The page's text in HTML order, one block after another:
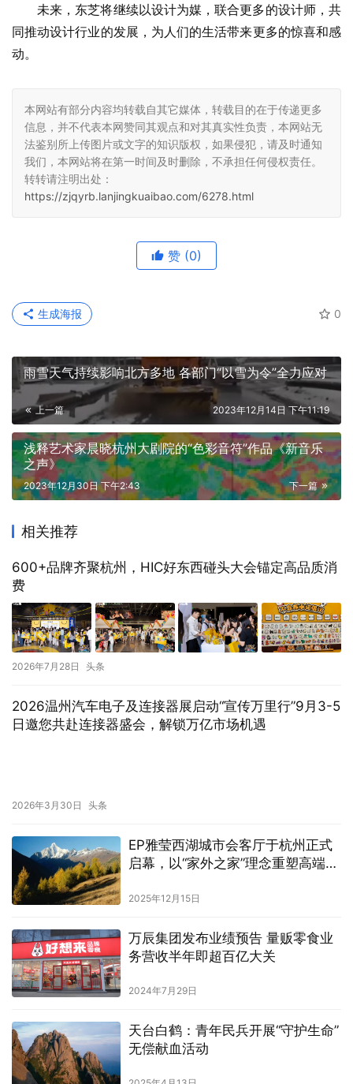
未来，东芝将继续以设计为媒，联合更多的设计师，共
同推动设计行业的发展，为人们的生活带来更多的惊喜和感
动。
本网站有部分内容均转载自其它媒体，转载目的在于传递更多
信息，并不代表本网赞同其观点和对其真实性负责，本网站无
法鉴别所上传图片或文字的知识版权，如果侵犯，请及时通知
我们，本网站将在第一时间及时删除，不承担任何侵权责任。
转转请注明出处：
https://zjqyrb.lanjingkuaibao.com/6278.html
赞 (0)
0
生成海报
雨雪天气持续影响北方多地 各部门“以雪为令”全力应对
上一篇 2023年12月14日 下午11:19
浅释艺术家晨晓杭州大剧院的“色彩音符”作品《新音乐
之声》
下一篇
2023年12月30日 下午2:43
相关推荐
600+品牌齐聚杭州，HIC好东西碰头大会锚定高品质消
费
2026年7月28日 头条
2026温州汽车电子及连接器展启动“宣传万里行”9月3-5
日邀您共赴连接器盛会，解锁万亿市场机遇
2026年3月30日 头条
EP雅莹西湖城市会客厅于杭州正式
启幕，以“家外之家”理念重塑高端商
2025年12月15日
万辰集团发布业绩预告 量贩零食业
务营收半年即超百亿大关
2024年7月29日
天台白鹤：青年民兵开展“守护生命”
无偿献血活动